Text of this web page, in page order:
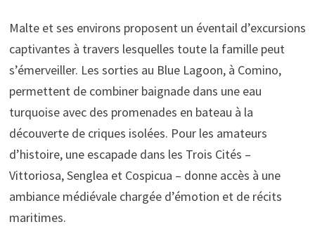
Malte et ses environs proposent un éventail d’excursions
captivantes à travers lesquelles toute la famille peut
s’émerveiller. Les sorties au Blue Lagoon, à Comino,
permettent de combiner baignade dans une eau
turquoise avec des promenades en bateau à la
découverte de criques isolées. Pour les amateurs
d’histoire, une escapade dans les Trois Cités –
Vittoriosa, Senglea et Cospicua – donne accès à une
ambiance médiévale chargée d’émotion et de récits
maritimes.